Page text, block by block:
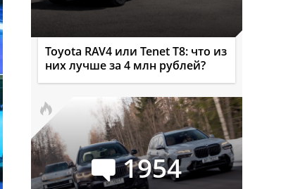
Toyota RAV4 или Tenet T8: что из
них лучше за 4 млн рублей?
1954